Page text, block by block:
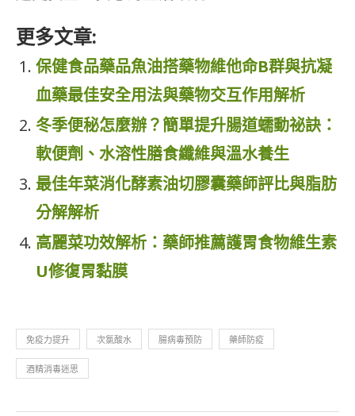
更多文章:
保健食品藥品魚油搭藥物維他命B群與抗凝
血藥最佳安全用法與藥物交互作用解析
冬季便秘怎麼辦？簡單提升腸道蠕動祕訣：
軟便劑、水溶性膳食纖維與溫水養生
最佳年菜消化酵素油切膠囊藥師評比與脂肪
分解解析
高麗菜功效解析：藥師推薦護胃食物維生素
U修復胃黏膜
免疫力提升 次氯酸水 腸病毒預防 藥師防疫
酒精消毒迷思